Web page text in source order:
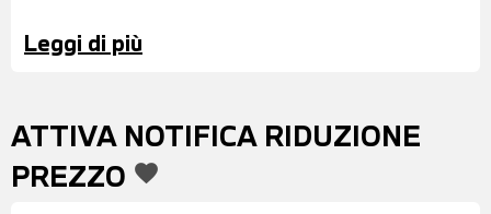
COMFORT ACCESS - FARI LED CON
REGOLABILI ELETTRICAMENTE -
SENSORI DI PARCHEGGIO POSTERIORI -
Leggi di più
ATTIVA NOTIFICA RIDUZIONE
PREZZO favorite